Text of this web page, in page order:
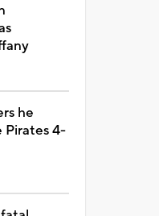
he
Pirates 4-